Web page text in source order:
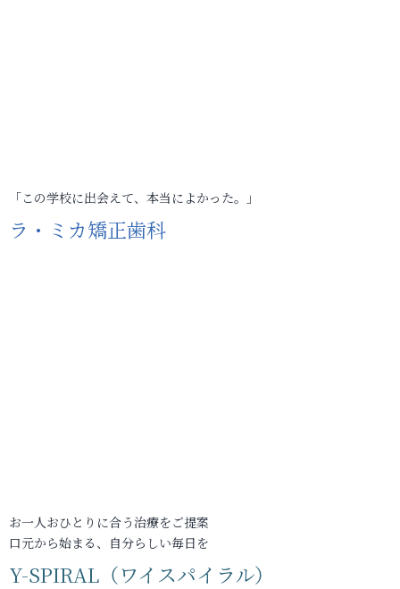
「この学校に出会えて、本当によかった。」
ラ・ミカ矯正歯科
お一人おひとりに合う治療をご提案
口元から始まる、自分らしい毎日を
Y-SPIRAL（ワイスパイラル）